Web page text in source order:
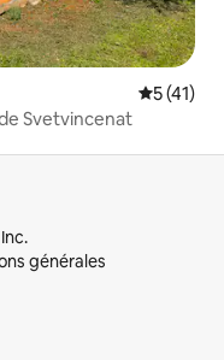
Note
5 (41)
Svetvincenat
générales